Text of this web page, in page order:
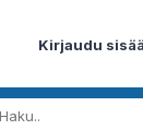
Kirjaudu